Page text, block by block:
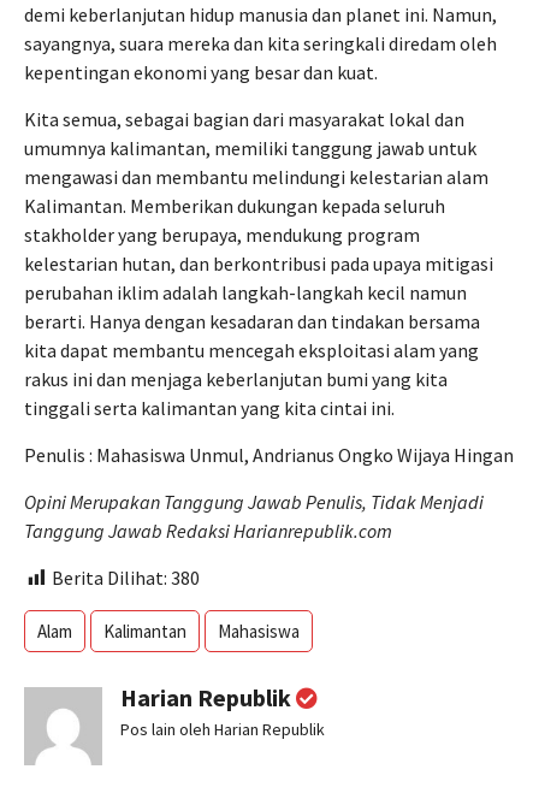
demi keberlanjutan hidup manusia dan planet ini. Namun,
sayangnya, suara mereka dan kita seringkali diredam oleh
kepentingan ekonomi yang besar dan kuat.
Kita semua, sebagai bagian dari masyarakat lokal dan
umumnya kalimantan, memiliki tanggung jawab untuk
mengawasi dan membantu melindungi kelestarian alam
Kalimantan. Memberikan dukungan kepada seluruh
stakholder yang berupaya, mendukung program
kelestarian hutan, dan berkontribusi pada upaya mitigasi
perubahan iklim adalah langkah-langkah kecil namun
berarti. Hanya dengan kesadaran dan tindakan bersama
kita dapat membantu mencegah eksploitasi alam yang
rakus ini dan menjaga keberlanjutan bumi yang kita
tinggali serta kalimantan yang kita cintai ini.
Penulis : Mahasiswa Unmul, Andrianus Ongko Wijaya Hingan
Opini Merupakan Tanggung Jawab Penulis, Tidak Menjadi
Tanggung Jawab Redaksi Harianrepublik.com
Berita Dilihat: 380
Alam Kalimantan Mahasiswa
Harian Republik
Pos lain oleh Harian Republik